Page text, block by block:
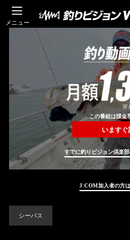
メニュー
この番組は課金
いますぐ
すでに釣りビジョン倶楽
J:COM加入者の方
シーバス